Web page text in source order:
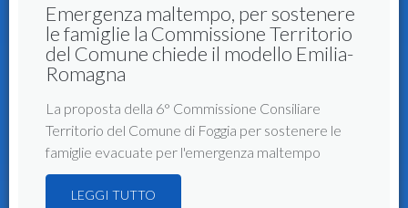
Emergenza maltempo, per sostenere
le famiglie la Commissione Territorio
del Comune chiede il modello Emilia-
Romagna
La proposta della 6° Commissione Consiliare
Territorio del Comune di Foggia per sostenere le
famiglie evacuate per l'emergenza maltempo
LEGGI TUTTO